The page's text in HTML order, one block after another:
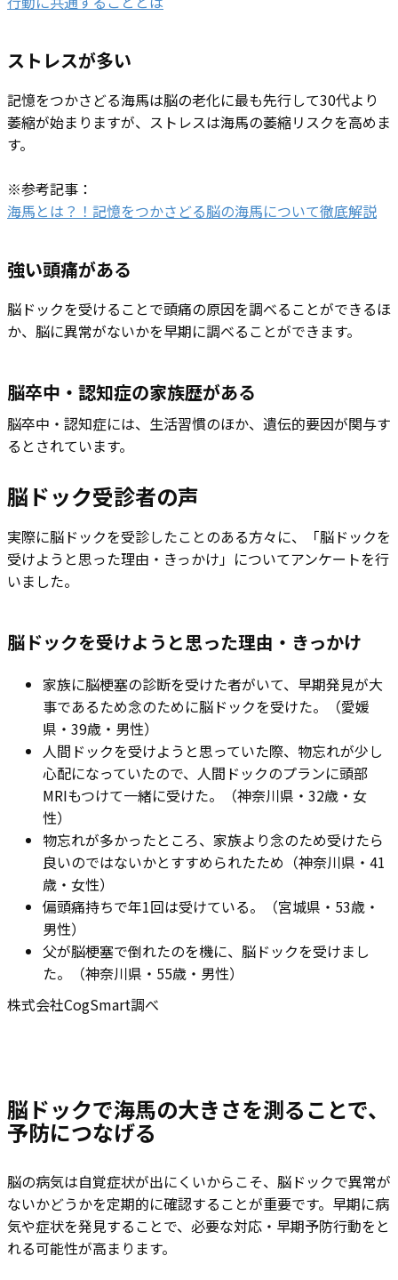
ストレスが多い
記憶をつかさどる海馬は脳の老化に最も先行して30代より
萎縮が始まりますが、ストレスは海馬の萎縮リスクを高めま
す。
※参考記事：
海馬とは？！記憶をつかさどる脳の海馬について徹底解説
強い頭痛がある
脳ドックを受けることで頭痛の原因を調べることができるほ
か、脳に異常がないかを早期に調べることができます。
脳卒中・認知症の家族歴がある
脳卒中・認知症には、生活習慣のほか、遺伝的要因が関与す
るとされています。
脳ドック受診者の声
実際に脳ドックを受診したことのある方々に、「脳ドックを
受けようと思った理由・きっかけ」についてアンケートを行
いました。
脳ドックを受けようと思った理由・きっかけ
家族に脳梗塞の診断を受けた者がいて、早期発見が大
事であるため念のために脳ドックを受けた。（愛媛
県・39歳・男性）
人間ドックを受けようと思っていた際、物忘れが少し
心配になっていたので、人間ドックのプランに頭部
MRIもつけて一緒に受けた。（神奈川県・32歳・女
性）
物忘れが多かったところ、家族より念のため受けたら
良いのではないかとすすめられたため（神奈川県・41
歳・女性）
偏頭痛持ちで年1回は受けている。（宮城県・53歳・
男性）
父が脳梗塞で倒れたのを機に、脳ドックを受けまし
た。（神奈川県・55歳・男性）
株式会社CogSmart調べ
脳ドックで海馬の大きさを測ることで、
予防につなげる
脳の病気は自覚症状が出にくいからこそ、脳ドックで異常が
ないかどうかを定期的に確認することが重要です。早期に病
気や症状を発見することで、必要な対応・早期予防行動をと
れる可能性が高まります。